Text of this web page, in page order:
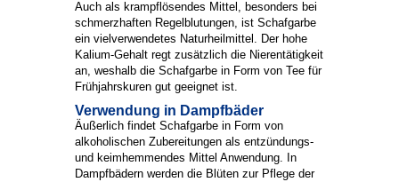
Auch als krampflösendes Mittel, besonders bei
schmerzhaften Regelblutungen, ist Schafgarbe
ein vielverwendetes Naturheilmittel. Der hohe
Kalium-Gehalt regt zusätzlich die Nierentätigkeit
an, weshalb die Schafgarbe in Form von Tee für
Frühjahrskuren gut geeignet ist.
Verwendung in Dampfbäder
Äußerlich findet Schafgarbe in Form von
alkoholischen Zubereitungen als entzündungs-
und keimhemmendes Mittel Anwendung. In
Dampfbädern werden die Blüten zur Pflege der